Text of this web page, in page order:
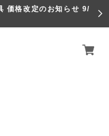
格改定のお知らせ 9/